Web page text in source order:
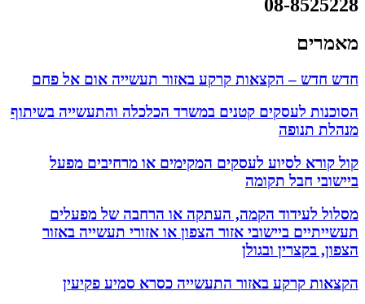
08-8525228
מאמרים
חדש חדש – הקצאות קרקע באזור תעשייה אום אל פחם
הסוכנות לעסקים קטנים במשרד הכלכלה והתעשייה בשיתוף
מנהלת תנופה
קול קורא לסיוע לעסקים המקימים או מרחיבים מפעל
ביישובי חבל תקומה
מסלול לעידוד הקמה, העתקה או הרחבה של מפעלים
תעשייתיים ביישובי אזור הצפון או אזורי תעשייה באזור
הצפון, בקצרין ובגולן
הקצאות קרקע באזור התעשייה כסרא סמיע פקיעין